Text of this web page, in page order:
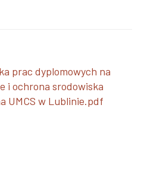
prac dyplomowych na
i ochrona srodowiska
UMCS w Lublinie.pdf